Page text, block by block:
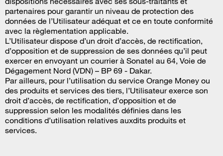
partenaires pour garantir un niveau de protection des
données de l’Utilisateur adéquat et ce en toute conformité
avec la règlementation applicable.
L’Utilisateur dispose d’un droit d’accès, de rectification,
d’opposition et de suppression de ses données qu’il peut
exercer en envoyant un courrier à Sonatel au 64, Voie de
Dégagement Nord (VDN) – BP 69 - Dakar.
Par ailleurs, pour l’utilisation du service Orange Money ou
des produits et services des tiers, l’Utilisateur exerce son
droit d’accès, de rectification, d’opposition et de
suppression selon les modalités définies dans les
conditions d’utilisation relatives auxdits produits et
services.